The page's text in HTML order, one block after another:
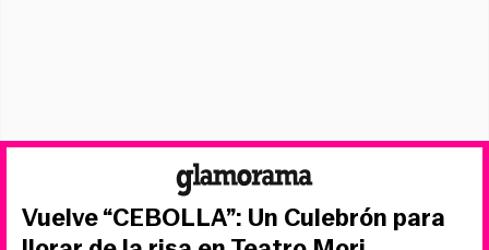
Vuelve “CEBOLLA”: Un Culebrón para